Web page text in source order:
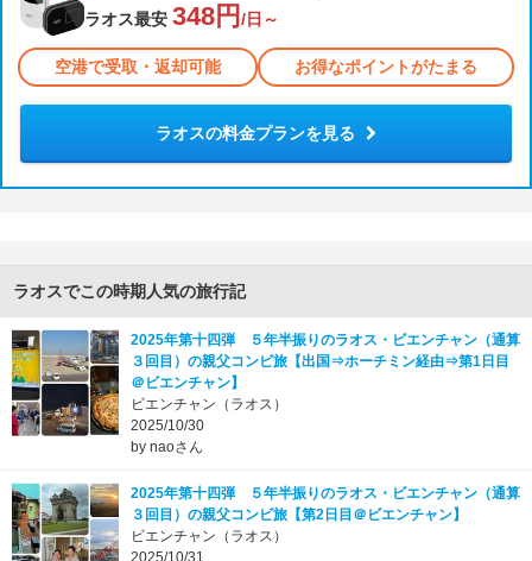
ラオス最安 348円 /日～
空港で受取・返却可能 お得なポイントがたまる
ラオスの料金プランを見る
ラオスでこの時期人気の旅行記
2025年第十四弾 ５年半振りのラオス・ビエンチャン（通算
３回目）の親父コンビ旅【出国⇒ホーチミン経由⇒第1日目
＠ビエンチャン】
ビエンチャン（ラオス）
2025/10/30
by naoさん
2025年第十四弾 ５年半振りのラオス・ビエンチャン（通算
３回目）の親父コンビ旅【第2日目＠ビエンチャン】
ビエンチャン（ラオス）